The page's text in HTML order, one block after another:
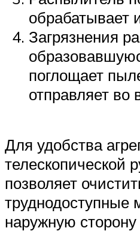
обрабатывает
Загрязнения
поглощает
отправляет во
Для удобства
телескопической
позволяет
труднодоступные
наружную сторону